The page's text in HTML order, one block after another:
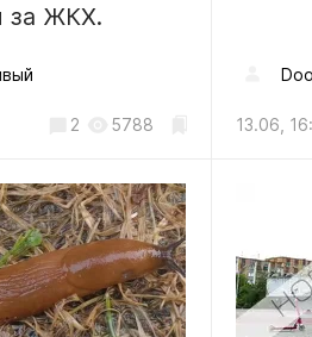
жилого
04.08, 18:19
за ЖКХ.
2 5788 13.06,